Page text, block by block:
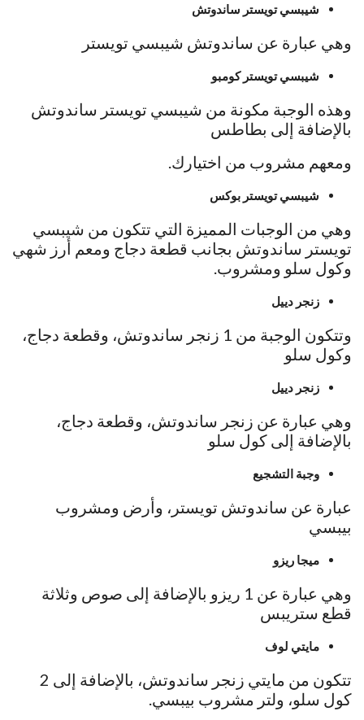
شيبسي تويستر ساندوتش
وهي عبارة عن ساندوتش شيبسي تويستر
شيبسي تويستر كومبو
وهذه الوجبة مكونة من شيبسي تويستر ساندوتش
بالإضافة إلى بطاطس
ومعهم مشروب من اختيارك.
شيبسي تويستر بوكس
وهي من الوجبات المميزة التي تتكون من شيبسي
تويستر ساندوتش بجانب قطعة دجاج ومعم أرز شهي
وكول سلو ومشروب.
زنجر دييل
وتتكون الوجبة من 1 زنجر ساندوتش، وقطعة دجاج،
وكول سلو
زنجر دييل
وهي عبارة عن زنجر ساندوتش، وقطعة دجاج،
بالإضافة إلى كول سلو
وجبة التشجيع
عبارة عن ساندوتش تويستر، وأرض ومشروب
بيبسي
ميجا ريزو
وهي عبارة عن 1 ريزو بالإضافة إلى صوص وثلاثة
قطع ستريبس
مايتي لوف
تتكون من مايتي زنجر ساندوتش، بالإضافة إلى 2
كول سلو، ولتر مشروب بيبسي.